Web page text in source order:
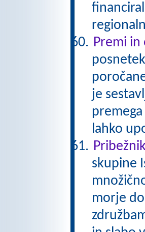
Premi
je
lahko
skupine
morje